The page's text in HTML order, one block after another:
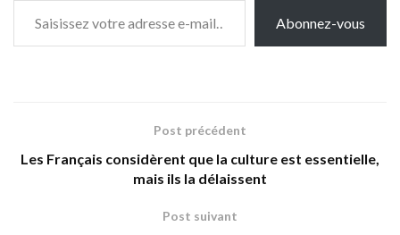
Abonnez-vous
Post précédent
Les Français considèrent que la culture est essentielle,
mais ils la délaissent
Post suivant